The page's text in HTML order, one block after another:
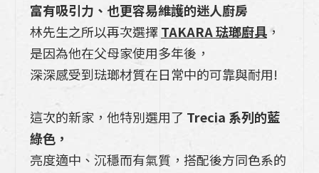
技巧
【六招幫助您搶救泡水傢俱及地板】重拾健
康舒適的居家環境
三個指南把「北歐風廚房」做的有質感
富有吸引力、也更容易維護的迷人廚房
林先生之所以再次選擇TAKARA 琺瑯廚具，
是因為他在父母家使用多年後，
深深感受到琺瑯材質在日常中的可靠與耐用!
這次的新家，他特別選用了 Trecia 系列的藍
綠色，
亮度適中、沉穩而有氣質，搭配後方同色系的